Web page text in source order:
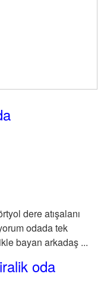
dere atışalanı
odada tek
bayan arkadaş ...
oda